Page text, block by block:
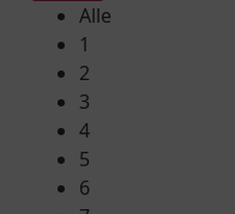
Alle
1
2
3
4
5
6